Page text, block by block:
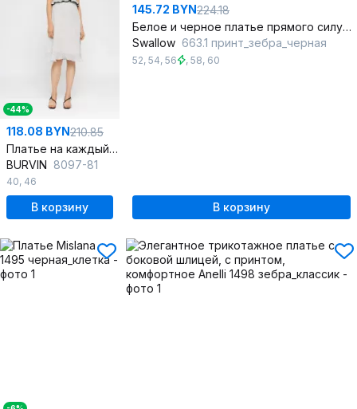
-44%
118.08 BYN210.85
Платье на каждый день из текстиля с коротким рукавом
BURVIN 8097-81
40, 46
В корзину
145.72 BYN224.18
Белое и черное платье прямого силуэта с нагрудными вытачками
Swallow 663.1 принт_зебра_черная
52, 54, 56 , 58, 60
В корзину